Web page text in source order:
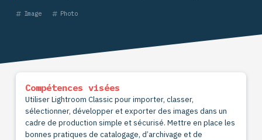
Image Photo
Compétences visées
Utiliser Lightroom Classic pour importer, classer,
sélectionner, développer et exporter des images dans un
cadre de production simple et sécurisé. Mettre en place les
bonnes pratiques de catalogage, d’archivage et de